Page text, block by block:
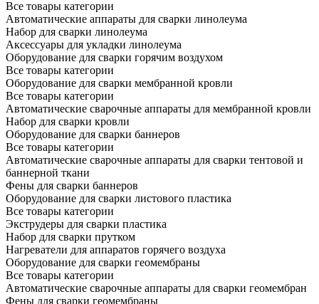
Все товары категории
Автоматические аппараты для сварки линолеума
Набор для сварки линолеума
Аксессуары для укладки линолеума
Оборудование для сварки горячим воздухом
Все товары категории
Оборудование для сварки мембранной кровли
Все товары категории
Автоматические сварочные аппараты для мембранной кровли
Набор для сварки кровли
Оборудование для сварки баннеров
Все товары категории
Автоматические сварочные аппараты для сварки тентовой и
баннерной ткани
Фены для сварки баннеров
Оборудование для сварки листового пластика
Все товары категории
Экструдеры для сварки пластика
Набор для сварки прутком
Нагреватели для аппаратов горячего воздуха
Оборудование для сварки геомембраны
Все товары категории
Автоматические сварочные аппараты для сварки геомембран
Фены для сварки геомембраны